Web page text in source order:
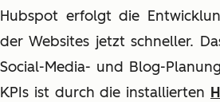
Hubspot erfolgt die
der Websites jetzt schneller.
Social-Media- und Blog-
KPIs ist durch die installierten